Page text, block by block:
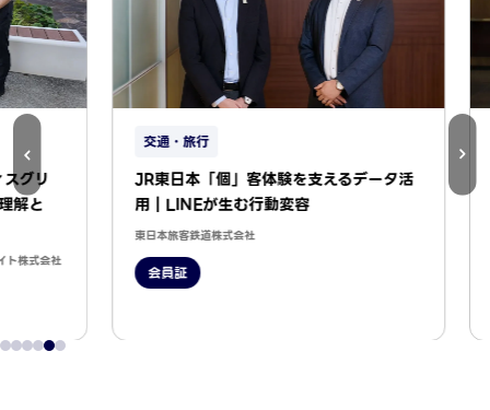
会社
交通・旅行
JR東日本「個」客体験を支えるデータ活
用｜LINEが生む行動変容
東日本旅客鉄道株式会社
会員証
ユ